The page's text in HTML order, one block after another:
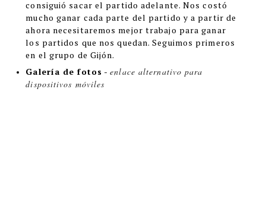
consiguió sacar el partido adelante. Nos costó
mucho ganar cada parte del partido y a partir de
ahora necesitaremos mejor trabajo para ganar
los partidos que nos quedan. Seguimos primeros
en el grupo de Gijón.
Galería de fotos -enlace alternativo para
dispositivos móviles